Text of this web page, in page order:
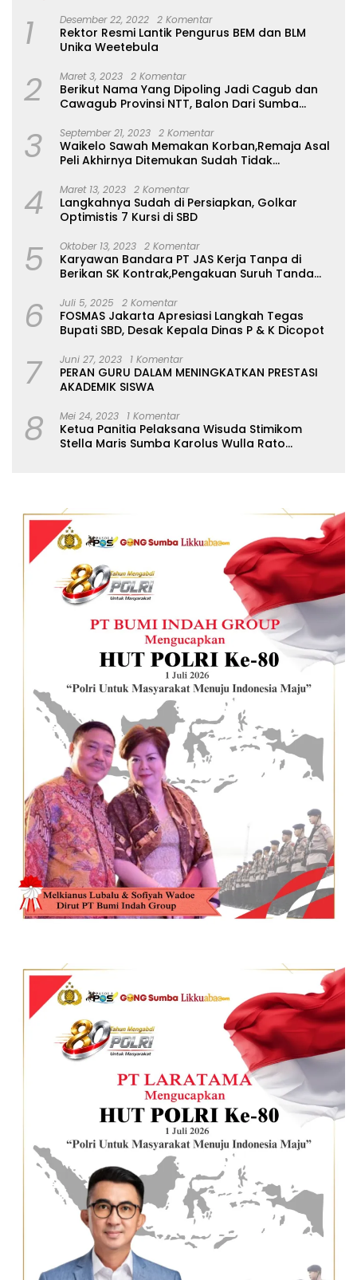
1 Desember 22, 2022 2 Komentar
Rektor Resmi Lantik Pengurus BEM dan BLM
Unika Weetebula
2 Maret 3, 2023 2 Komentar
Berikut Nama Yang Dipoling Jadi Cagub dan
Cawagub Provinsi NTT, Balon Dari Sumba
3 September 21, 2023 2 Komentar
Waikelo Sawah Memakan Korban,Remaja Asal
Peli Akhirnya Ditemukan Sudah Tidak
4 Maret 13, 2023 2 Komentar
Langkahnya Sudah di Persiapkan, Golkar
Optimistis 7 Kursi di SBD
5 Oktober 13, 2023 2 Komentar
Karyawan Bandara PT JAS Kerja Tanpa di
Berikan SK Kontrak,Pengakuan Suruh Tanda
6 Juli 5, 2025 2 Komentar
FOSMAS Jakarta Apresiasi Langkah Tegas
Bupati SBD, Desak Kepala Dinas P & K Dicopot
7 Juni 27, 2023 1 Komentar
PERAN GURU DALAM MENINGKATKAN PRESTASI
AKADEMIK SISWA
8 Mei 24, 2023 1 Komentar
Ketua Panitia Pelaksana Wisuda Stimikom
Stella Maris Sumba Karolus Wulla Rato